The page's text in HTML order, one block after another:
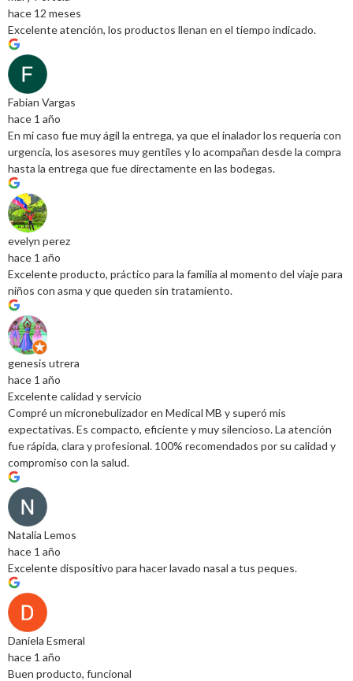
hace 12 meses
Excelente atención, los productos llenan en el tiempo indicado.
Fabian Vargas
hace 1 año
En mi caso fue muy ágil la entrega, ya que el inalador los requería con
urgencia, los asesores muy gentiles y lo acompañan desde la compra
hasta la entrega que fue directamente en las bodegas.
evelyn perez
hace 1 año
Excelente producto, práctico para la familia al momento del viaje para
niños con asma y que queden sin tratamiento.
genesis utrera
hace 1 año
Excelente calidad y servicio
Compré un micronebulizador en Medical MB y superó mis
expectativas. Es compacto, eficiente y muy silencioso. La atención
fue rápida, clara y profesional. 100% recomendados por su calidad y
compromiso con la salud.
Natalia Lemos
hace 1 año
Excelente dispositivo para hacer lavado nasal a tus peques.
Daniela Esmeral
hace 1 año
Buen producto, funcional